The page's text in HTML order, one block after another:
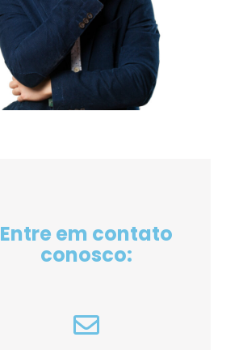
Entre em contato
conosco: